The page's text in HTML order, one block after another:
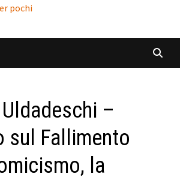
pochi
–
sul Fallimento
la